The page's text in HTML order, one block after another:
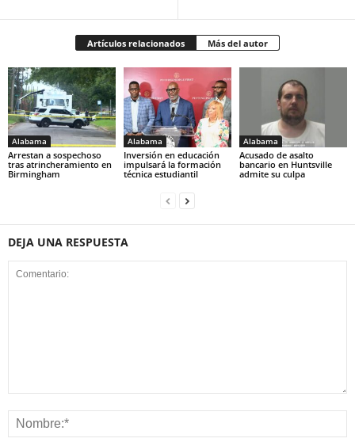
Artículos relacionados Más del autor
Alabama
Arrestan a sospechoso
tras atrincheramiento en
Birmingham
Alabama
Inversión en educación
impulsará la formación
técnica estudiantil
Alabama
Acusado de asalto
bancario en Huntsville
admite su culpa
DEJA UNA RESPUESTA